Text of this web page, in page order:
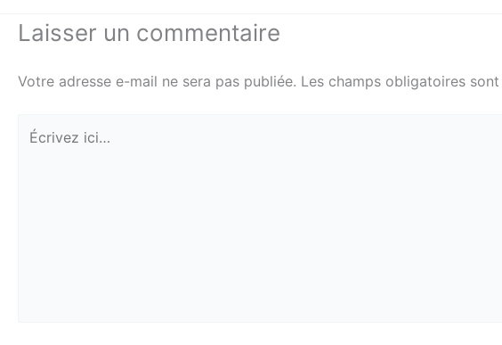
Laisser un commentaire
Votre adresse e-mail ne sera pas publiée. Les champs obligatoires
Écrivez
ici…